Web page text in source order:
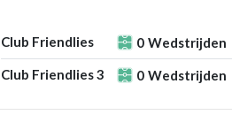
Club Friendlies 0 Wedstrijden
Club Friendlies 3 0 Wedstrijden